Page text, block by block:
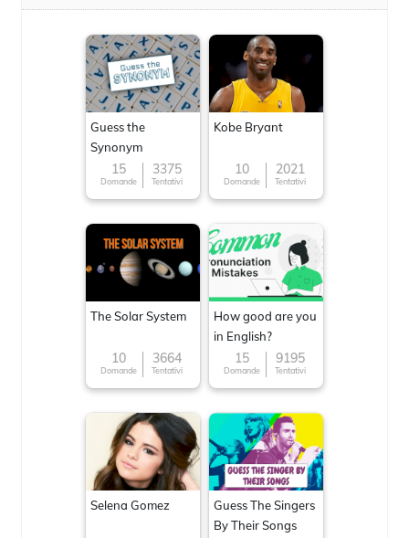
Guess the
Synonym
15
Domande
3375
Tentativi
Kobe Bryant
10
Domande
2021
Tentativi
The Solar System
10
Domande
3664
Tentativi
How good are you
in English?
15
Domande
9195
Tentativi
Selena Gomez
Guess The Singers
By Their Songs